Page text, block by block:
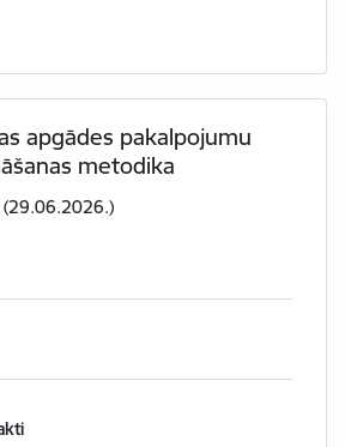
apgādes pakalpojumu
metodika